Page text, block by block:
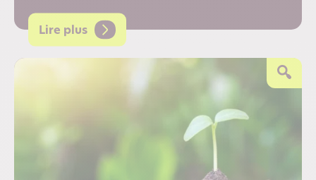
Lire plus